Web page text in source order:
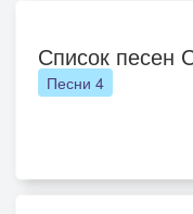
Список песен
Песни 4